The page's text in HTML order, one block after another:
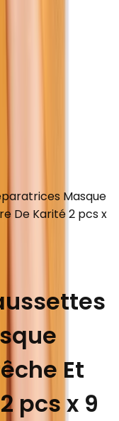
Masque
De Karité 2 pcs x
Et
pcs x 9